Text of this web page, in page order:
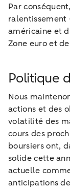
Par
ralentissement
américaine et
Zone euro et
Politique
Nous
actions et des
volatilité des
cours des
boursiers ont,
solide cette
actuelle
anticipations